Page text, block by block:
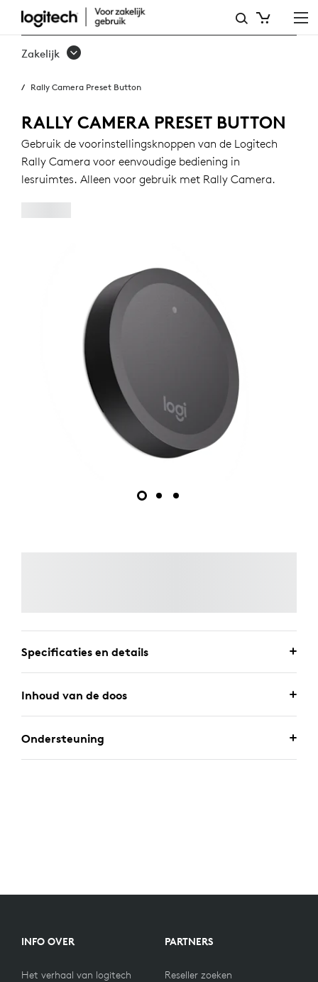
LOGITECH
RALLY
PRESET
BUTTON
Zakelijk
Rally Camera Preset Button
RALLY CAMERA PRESET BUTTON
Gebruik de voorinstellingsknoppen van de Logitech
Rally Camera voor eenvoudige bediening in
lesruimtes. Alleen voor gebruik met Rally Camera.
Specificaties en details
Inhoud van de doos
Ondersteuning
INFO OVER
Het verhaal van logitech
PARTNERS
Reseller zoeken